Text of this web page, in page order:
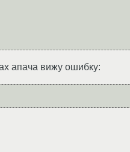
апача вижу ошибку: